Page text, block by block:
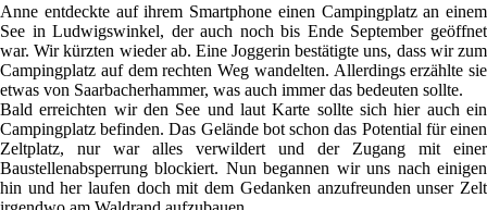
Anne entdeckte auf ihrem Smartphone einen Campingplatz an einem
See in Ludwigswinkel, der auch noch bis Ende September geöffnet
war. Wir kürzten wieder ab. Eine Joggerin bestätigte uns, dass wir zum
Campingplatz auf dem rechten Weg wandelten. Allerdings erzählte sie
etwas von Saarbacherhammer, was auch immer das bedeuten sollte.
Bald erreichten wir den See und laut Karte sollte sich hier auch ein
Campingplatz befinden. Das Gelände bot schon das Potential für einen
Zeltplatz, nur war alles verwildert und der Zugang mit einer
Baustellenabsperrung blockiert. Nun begannen wir uns nach einigen
hin und her laufen doch mit dem Gedanken anzufreunden unser Zelt